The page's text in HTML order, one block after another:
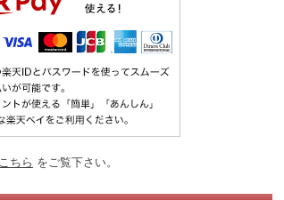
こちら をご覧下さい。